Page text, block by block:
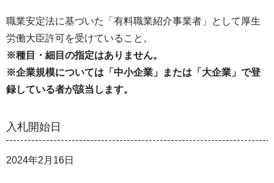
職業安定法に基づいた「有料職業紹介事業者」として厚⽣
労働⼤⾂許可を受けていること。
※種目・細目の指定はありません。
※企業規模については「中⼩企業」または「⼤企業」で登
録している者が該当します。
入札開始日
2024年2月16日